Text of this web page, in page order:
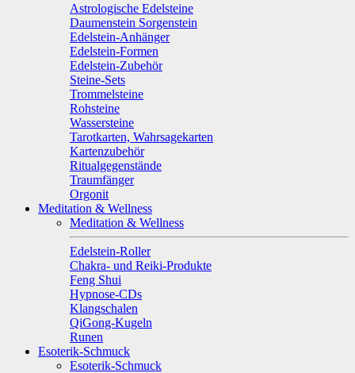
Astrologische Edelsteine
Daumenstein Sorgenstein
Edelstein-Anhänger
Edelstein-Formen
Edelstein-Zubehör
Steine-Sets
Trommelsteine
Rohsteine
Wassersteine
Tarotkarten, Wahrsagekarten
Kartenzubehör
Ritualgegenstände
Traumfänger
Orgonit
Meditation & Wellness
Meditation & Wellness
Edelstein-Roller
Chakra- und Reiki-Produkte
Feng Shui
Hypnose-CDs
Klangschalen
QiGong-Kugeln
Runen
Esoterik-Schmuck
Esoterik-Schmuck